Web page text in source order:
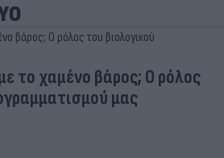
το χαμένο βάρος; Ο ρόλος
μας